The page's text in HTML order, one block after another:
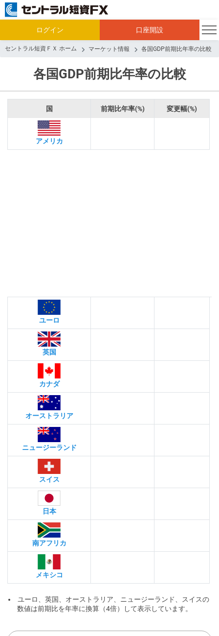
ログイン 口座開設
セントラル短資ＦＸ ホーム マーケット情報 各国GDP前期比年率の比較
各国GDP前期比年率の比較
国 前期比年率(%) 変更幅(%)
アメリカ
ユーロ
英国
カナダ
オーストラリア
ニュージーランド
スイス
日本
南アフリカ
メキシコ
ユーロ、英国、オーストラリア、ニュージーランド、スイスの
数値は前期比を年率に換算（4倍）して表示しています。